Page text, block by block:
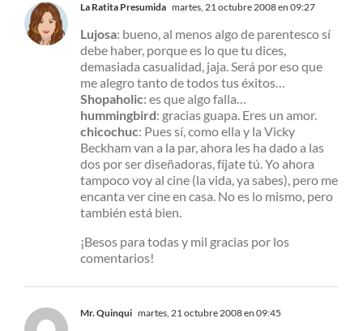
La Ratita Presumida martes, 21 octubre 2008 en 09:27
Lujosa: bueno, al menos algo de parentesco sí
debe haber, porque es lo que tu dices,
demasiada casualidad, jaja. Será por eso que
me alegro tanto de todos tus éxitos…
Shopaholic: es que algo falla…
hummingbird: gracias guapa. Eres un amor.
chicochuc: Pues sí, como ella y la Vicky
Beckham van a la par, ahora les ha dado a las
dos por ser diseñadoras, fíjate tú. Yo ahora
tampoco voy al cine (la vida, ya sabes), pero me
encanta ver cine en casa. No es lo mismo, pero
también está bien.
¡Besos para todas y mil gracias por los
comentarios!
Mr. Quinqui martes, 21 octubre 2008 en 09:45